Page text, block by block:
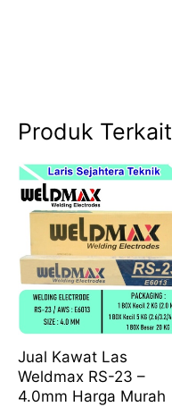
Produk Terkait
Jual Kawat Las
Weldmax RS-23 –
4.0mm Harga Murah